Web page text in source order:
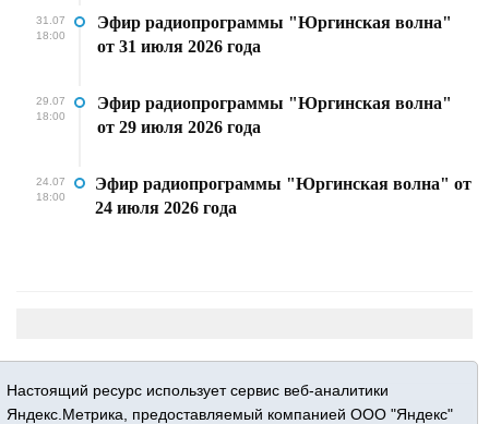
31.07
18:00
Эфир радиопрограммы "Юргинская волна"
от 31 июля 2026 года
29.07
18:00
Эфир радиопрограммы "Юргинская волна"
от 29 июля 2026 года
24.07
18:00
Эфир радиопрограммы "Юргинская волна" от
24 июля 2026 года
Настоящий ресурс использует сервис веб-аналитики
Яндекс.Метрика, предоставляемый компанией ООО "Яндекс"